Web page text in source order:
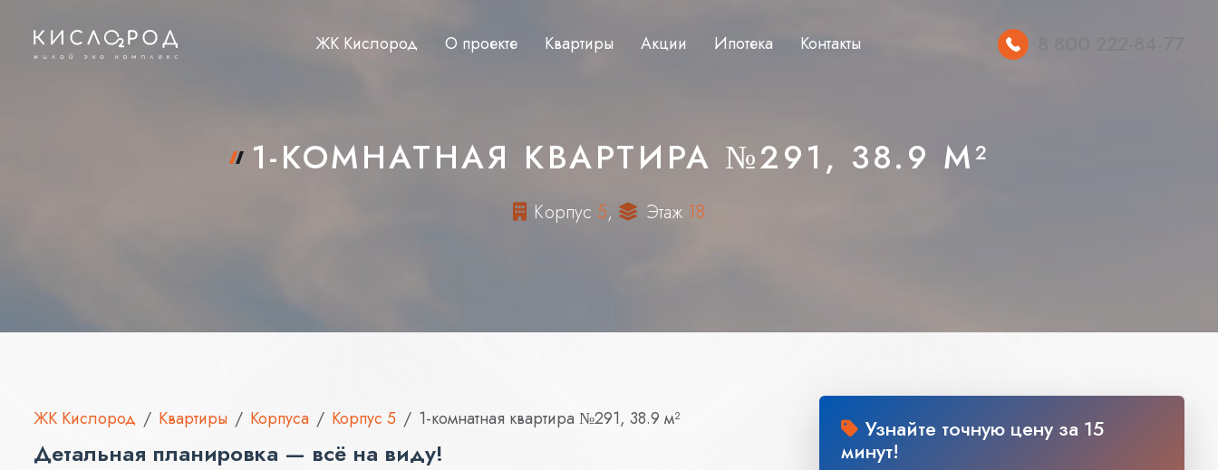
ЖК Кислород О проекте Квартиры Акции Ипотека Контакты
1-КОМНАТНАЯ КВАРТИРА №291, 38.9 М²
Корпус 5, Этаж 18
ЖК Кислород Квартиры Корпуса Корпус 5 1-комнатная квартира №291, 38.9 м²
Детальная планировка — всё на виду!
Узнайте точную цену за 15
минут!